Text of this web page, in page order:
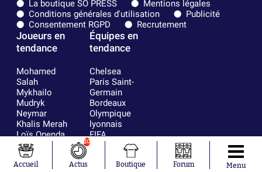
La boutique SO PRESS
Mentions légales
Conditions générales d'utilisation
Publicité
Consentement RGPD
Recrutement
Joueurs en
tendance
Mohamed
Salah
Mykhailo
Mudryk
Neymar
Khalis Merah
Loïs Openda
Moussa
Niakhaté
Nicolás
Équipes en
tendance
Chelsea
Paris Saint-
Germain
Bordeaux
Olympique
lyonnais
FIFA
Real Madrid
RC Strasbourg
AC Milan
Accueil
10
Actus Boutique Forum Menu